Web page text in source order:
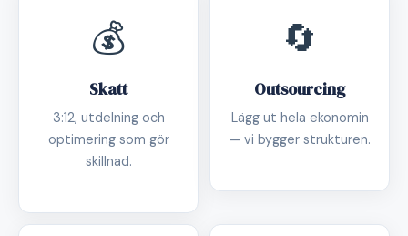
💰
Skatt
3:12, utdelning och
optimering som gör
skillnad.
🔄
Outsourcing
Lägg ut hela ekonomin
— vi bygger strukturen.